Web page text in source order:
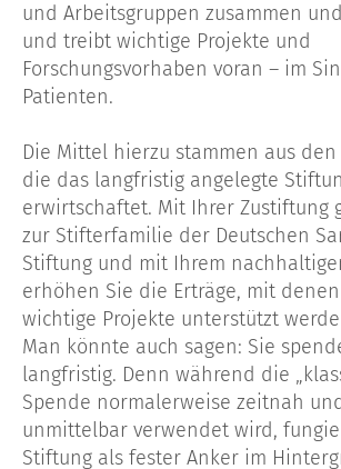
und Arbeitsgruppen zusammen
und treibt wichtige Projekte und
Forschungsvorhaben voran – im
Patienten.
Die Mittel hierzu stammen aus den
die das langfristig angelegte
erwirtschaftet. Mit Ihrer Zustiftung
zur Stifterfamilie der Deutschen
Stiftung und mit Ihrem
erhöhen Sie die Erträge, mit
wichtige Projekte unterstützt
Man könnte auch sagen: Sie
langfristig. Denn während die
Spende normalerweise zeitnah und
unmittelbar verwendet wird,
Stiftung als fester Anker im